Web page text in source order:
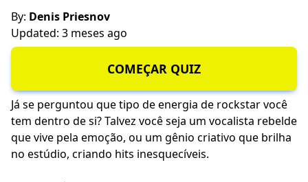
By: Denis Priesnov
Updated: 3 meses ago
COMEÇAR QUIZ
Já se perguntou que tipo de energia de rockstar você
tem dentro de si? Talvez você seja um vocalista rebelde
que vive pela emoção, ou um gênio criativo que brilha
no estúdio, criando hits inesquecíveis.